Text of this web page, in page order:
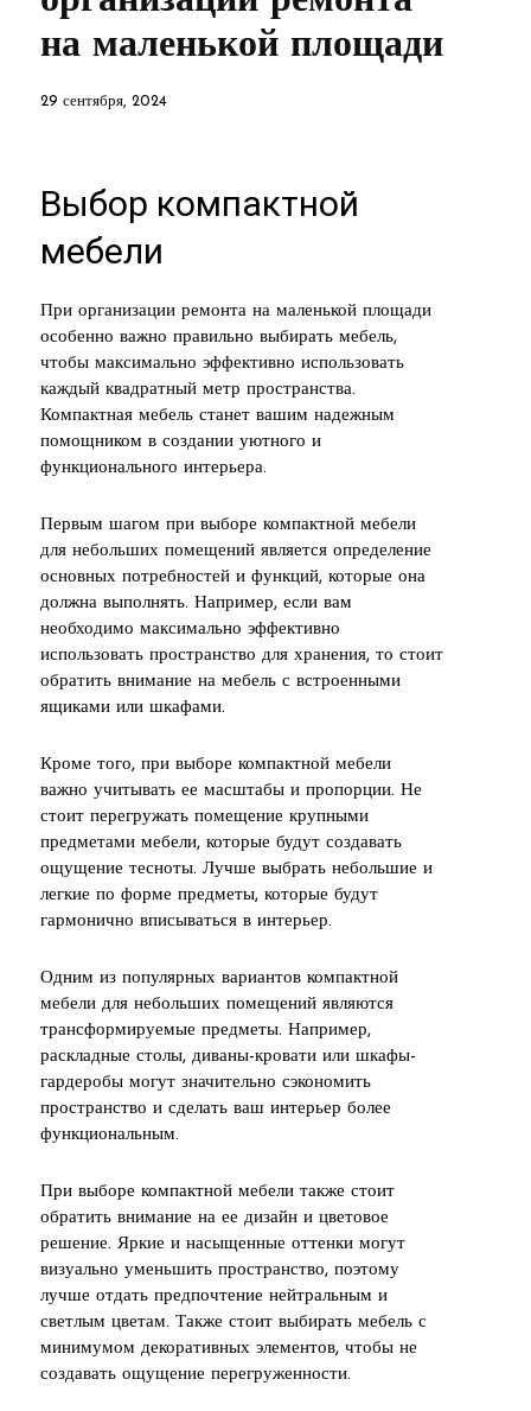
на маленькой площади
29 сентября, 2024
Выбор компактной
мебели
При организации ремонта на маленькой площади
особенно важно правильно выбирать мебель,
чтобы максимально эффективно использовать
каждый квадратный метр пространства.
Компактная мебель станет вашим надежным
помощником в создании уютного и
функционального интерьера.
Первым шагом при выборе компактной мебели
для небольших помещений является определение
основных потребностей и функций, которые она
должна выполнять. Например, если вам
необходимо максимально эффективно
использовать пространство для хранения, то стоит
обратить внимание на мебель с встроенными
ящиками или шкафами.
Кроме того, при выборе компактной мебели
важно учитывать ее масштабы и пропорции. Не
стоит перегружать помещение крупными
предметами мебели, которые будут создавать
ощущение тесноты. Лучше выбрать небольшие и
легкие по форме предметы, которые будут
гармонично вписываться в интерьер.
Одним из популярных вариантов компактной
мебели для небольших помещений являются
трансформируемые предметы. Например,
раскладные столы, диваны-кровати или шкафы-
гардеробы могут значительно сэкономить
пространство и сделать ваш интерьер более
функциональным.
При выборе компактной мебели также стоит
обратить внимание на ее дизайн и цветовое
решение. Яркие и насыщенные оттенки могут
визуально уменьшить пространство, поэтому
лучше отдать предпочтение нейтральным и
светлым цветам. Также стоит выбирать мебель с
минимумом декоративных элементов, чтобы не
создавать ощущение перегруженности.